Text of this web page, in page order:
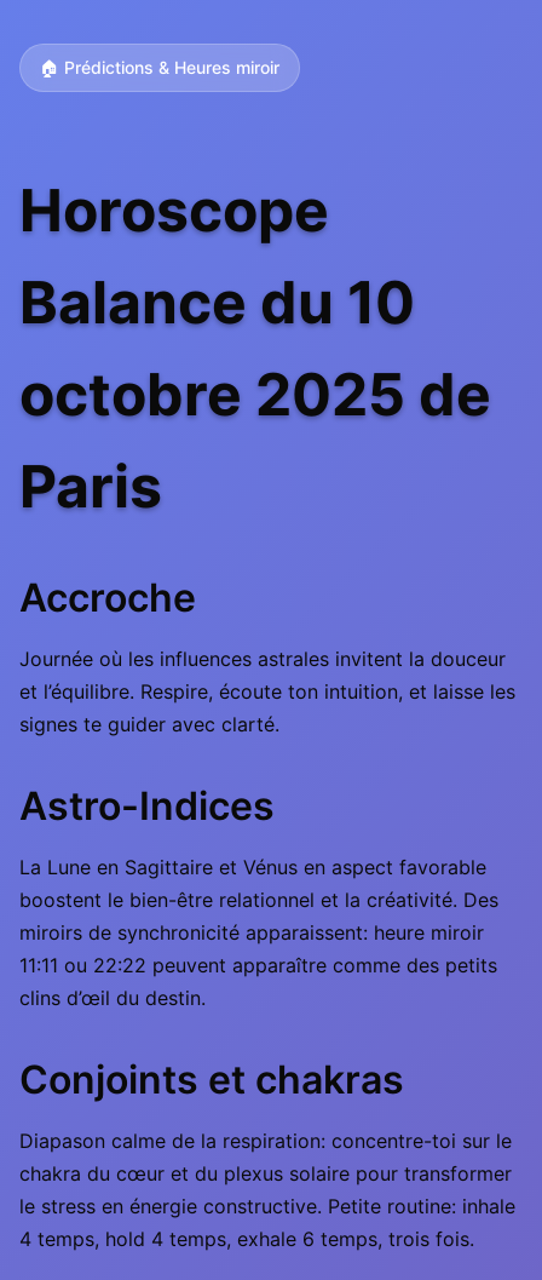
🏠 Prédictions & Heures miroir
Horoscope
Balance du 10
octobre 2025 de
Paris
Accroche
Journée où les influences astrales invitent la douceur
et l’équilibre. Respire, écoute ton intuition, et laisse les
signes te guider avec clarté.
Astro-Indices
La Lune en Sagittaire et Vénus en aspect favorable
boostent le bien-être relationnel et la créativité. Des
miroirs de synchronicité apparaissent: heure miroir
11:11 ou 22:22 peuvent apparaître comme des petits
clins d’œil du destin.
Conjoints et chakras
Diapason calme de la respiration: concentre-toi sur le
chakra du cœur et du plexus solaire pour transformer
le stress en énergie constructive. Petite routine: inhale
4 temps, hold 4 temps, exhale 6 temps, trois fois.